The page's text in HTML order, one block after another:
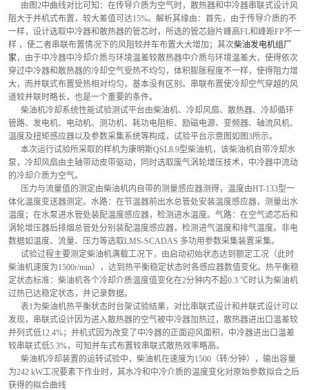
由图2中曲线对比可知：在传导介质为空气时，散热器和中冷器串联式设计风
阻大于并机式布置，较大差值可达15%。解析其缘由：首先，由于传导介质的不
一样，设计选取中冷器和散热器的管芯时，所选的管芯翅片峰高FL和峰距FP不一
样 ，使二者串联布置情况下的风阻较并车布置大大增加；其次柴油发电机组厂
家，由于中冷器中冷却介质与环境温差较散热器中介质与环境温差大，使得依次
穿过中冷器和散热器的冷却空气受热不均匀，体积膨胀程度不一样，使得阻力增
大，而并联式布置受热相对均匀，基本没有区别。串联布置使冷却空气穿越的风
道较并联时略长，也是一个重要的条件。
柴油机冷却系统性能试验测试平台由柴油机、冷却风扇、散热器、冷却循环
管路、发电机、电动机、测功机、耗功电阻柜、励磁电源、变频器、轴流风机、
温度及扭矩感应器以及参数采集系统等构成，试验平台示意图如图3所示。
本次运行试验所采取的样机为康明斯QSL8.9型柴油机，该柴油机自带冷却水
泵，冷却风扇由主轴带动皮带驱动，同时选取废气涡轮增压技术，中冷器中流动
的冷却介质为空气。
压力与流量值的测定由柴油机内自带的测量感应器测得，温度由HT-133型一
体化温度变送器测定。水路：在节温器前出水总管处安装温度感应器，测量出水
温度；在水泵进水管处装配温度感应器，检测进水温度。气路：在空气滤芯后和
涡轮增压器后排烟总管处分别装配温度感应器，检测进气温度和排气温度。非电
数据如温度、流量、压力等选取LMS-SCADAS 多功用参数采集装置采集。
试验过程主要测定柴油机满载工况下，由启动初始状态达到额定工况（此时
柴油机速度为1500r/min），达到热平衡稳定状态时各感应器数值变化。热平衡稳
定状态标准：柴油机各个冷却介质温度值变化在2分钟内不超0.3 ℃时认为柴油机
过热已达稳定状态，并记录数据。
表1为柴油机热平衡状态时台架试验结果，对比串联式设计和并联式设计可以
发现，串联式设计因为进入散热器的空气被中冷器加热过，散热器进出口温差较
并列式低12.4%；并机式因为改变了中冷器的正面迎风面积，中冷器进出口温差
较串联式低5.3%，可知并车式布置较串联式散热效率略高。
柴油机冷却装置的运转试验中，柴油机在速度为1500（转/分钟），输出容量
为242 kW工况要素下作业时，其水冷和中冷介质的温度变化对原始参数拟合之后
获得的拟合曲线